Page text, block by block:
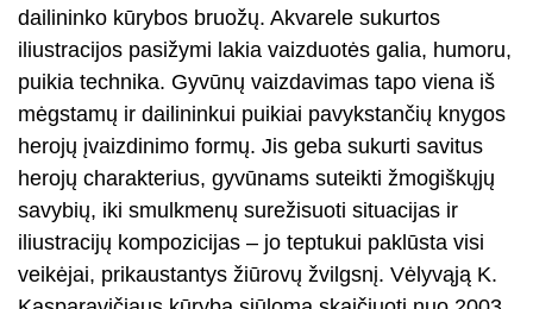
dailininko kūrybos bruožų. Akvarele sukurtos
iliustracijos pasižymi lakia vaizduotės galia, humoru,
puikia technika. Gyvūnų vaizdavimas tapo viena iš
mėgstamų ir dailininkui puikiai pavykstančių knygos
herojų įvaizdinimo formų. Jis geba sukurti savitus
herojų charakterius, gyvūnams suteikti žmogiškųjų
savybių, iki smulkmenų surežisuoti situacijas ir
iliustracijų kompozicijas – jo teptukui paklūsta visi
veikėjai, prikaustantys žiūrovų žvilgsnį. Vėlyvąją K.